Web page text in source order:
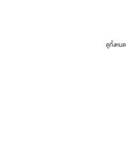
ดูทั้งหมด